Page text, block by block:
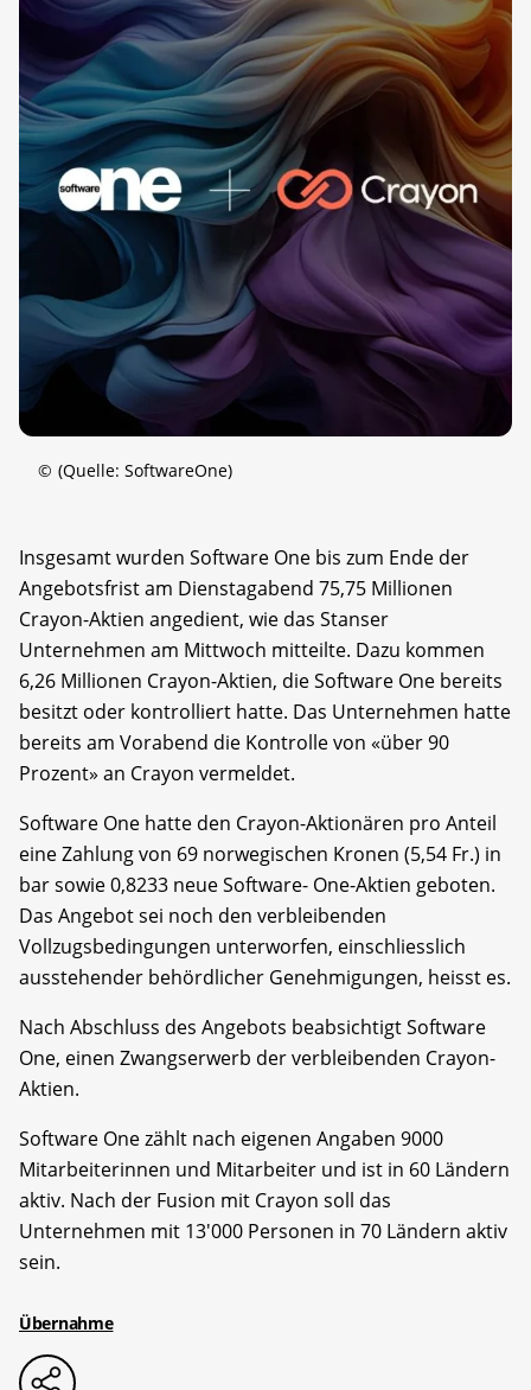
© (Quelle: SoftwareOne)
Insgesamt wurden Software One bis zum Ende der
Angebotsfrist am Dienstagabend 75,75 Millionen
Crayon-Aktien angedient, wie das Stanser
Unternehmen am Mittwoch mitteilte. Dazu kommen
6,26 Millionen Crayon-Aktien, die Software One bereits
besitzt oder kontrolliert hatte. Das Unternehmen hatte
bereits am Vorabend die Kontrolle von «über 90
Prozent» an Crayon vermeldet.
Software One hatte den Crayon-Aktionären pro Anteil
eine Zahlung von 69 norwegischen Kronen (5,54 Fr.) in
bar sowie 0,8233 neue Software- One-Aktien geboten.
Das Angebot sei noch den verbleibenden
Vollzugsbedingungen unterworfen, einschliesslich
ausstehender behördlicher Genehmigungen, heisst es.
Nach Abschluss des Angebots beabsichtigt Software
One, einen Zwangserwerb der verbleibenden Crayon-
Aktien.
Software One zählt nach eigenen Angaben 9000
Mitarbeiterinnen und Mitarbeiter und ist in 60 Ländern
aktiv. Nach der Fusion mit Crayon soll das
Unternehmen mit 13'000 Personen in 70 Ländern aktiv
sein.
Übernahme